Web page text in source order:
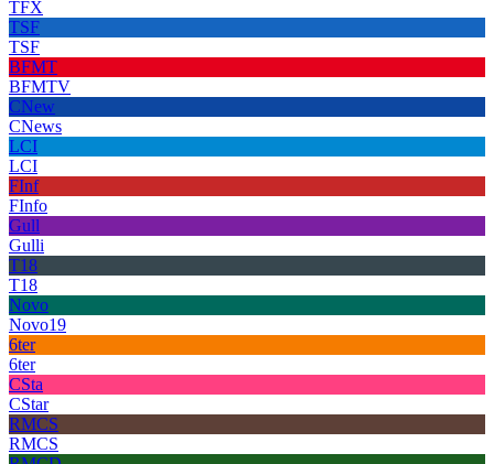
TFX
TSF
TSF
BFMT
BFMTV
CNew
CNews
LCI
LCI
FInf
FInfo
Gull
Gulli
T18
T18
Novo
Novo19
6ter
6ter
CSta
CStar
RMCS
RMCS